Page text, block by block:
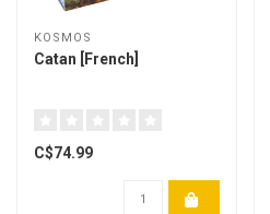
KOSMOS
Catan [French]
C$74.99